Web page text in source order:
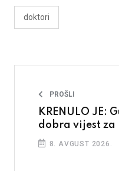
doktori
PROŠLI
KRENULO JE:
dobra vijest za
8. AVGUST 2026.